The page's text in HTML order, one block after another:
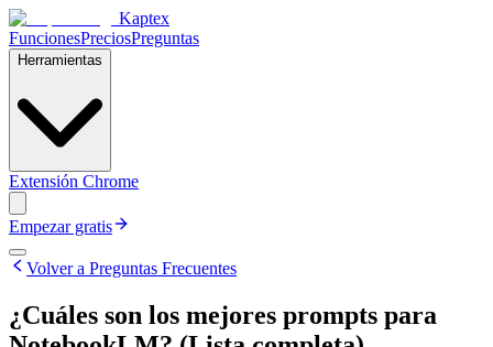
Kaptex
FuncionesPreciosPreguntas
Herramientas
Extensión Chrome
Empezar gratis
Volver a Preguntas Frecuentes
¿Cuáles son los mejores prompts para